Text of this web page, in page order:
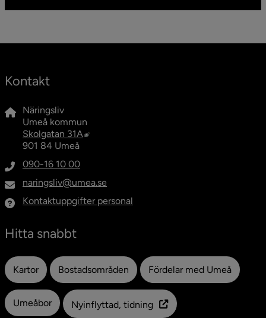
Kontakt
Näringsliv
Umeå kommun
Skolgatan 31A Länk till annan webbplats, öppnas i nytt
901 84 Umeå
090-16 10 00
naringsliv@umea.se
Kontaktuppgifter personal
Hitta snabbt
Kartor Bostadsområden Fördelar med Umeå
Umeåbor Nyinflyttad, tidning